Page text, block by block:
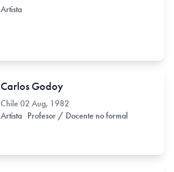
Artista
Carlos Godoy
Chile 02 Aug, 1982
Artista Profesor / Docente no formal